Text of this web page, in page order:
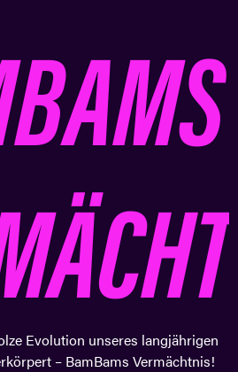
Evolution unseres langjährigen
– BamBams Vermächtnis!